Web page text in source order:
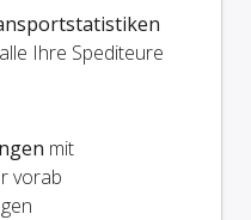
Ihre Spediteure
mit
vorab